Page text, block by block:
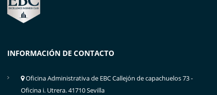
INFORMACIÓN DE CONTACTO
Oficina Administrativa de EBC Callejón de capachuelos 73 -
Oficina i. Utrera. 41710 Sevilla